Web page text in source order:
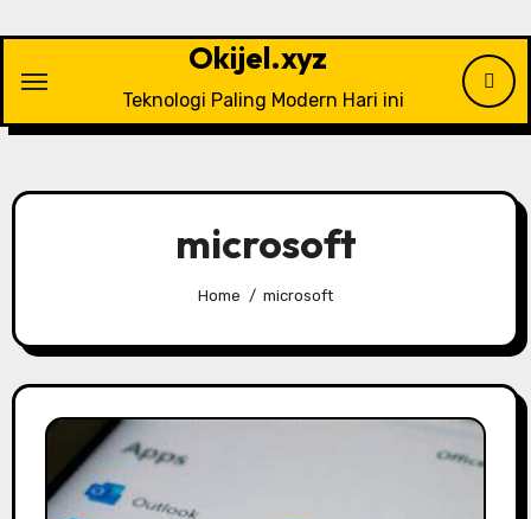
content
Okijel.xyz
Teknologi Paling Modern Hari ini
microsoft
Home microsoft